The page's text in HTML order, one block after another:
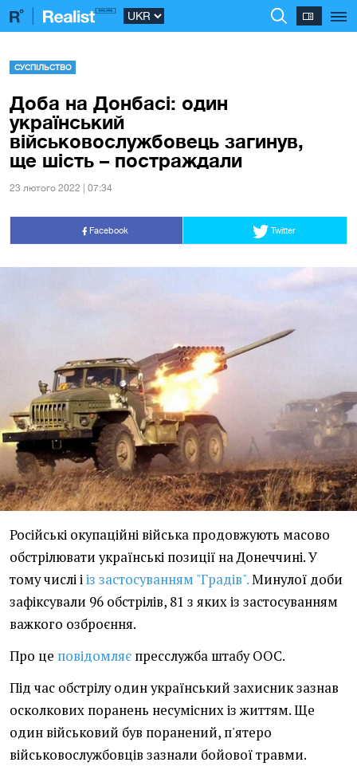
СУСПІЛЬСТВО
Доба на Донбасі: один
український
військовослужбовець загинув,
ще шість – постраждали
23 лютого 2022 | 07:34
Facebook Twitter
Російські окупаційні війська продовжують масово
обстрілювати українські позиції на Донеччині. У
тому числі ііз застосуванням "Градів".Минулої доби
зафіксували 96 обстрілів, 81 з яких із застосуванням
важкого озброєння.
Про це повідомляє пресслужба штабу ООС.
Під час обстрілу один український захисник зазнав
осколкових поранень несумісних із життям. Ще
один військовий був поранений, п'ятеро
військовослужбовців зазнали бойової травми.